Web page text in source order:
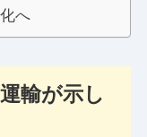
へ
輸が示し